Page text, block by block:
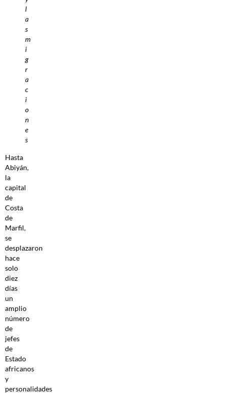
l
a
s
m
i
g
r
a
c
i
o
n
e
s
Hasta
Abiyán,
la
capital
de
Costa
de
Marfil,
se
desplazaron
hace
solo
diez
días
un
amplio
número
de
jefes
de
Estado
africanos
y
personalidades